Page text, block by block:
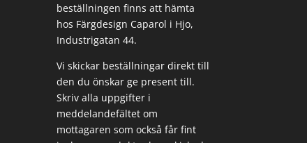
beställningen finns att hämta
hos Färgdesign Caparol i Hjo,
Industrigatan 44.
Vi skickar beställningar direkt till
den du önskar ge present till.
Skriv alla uppgifter i
meddelandefältet om
mottagaren som också får fint